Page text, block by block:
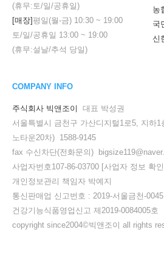
세요!
(휴무:토/일/공휴일)
[매장]평일(월-금) 10:30 ~ 19:00
토/일/공휴일 13:00 ~ 19:00
(휴무:설날/추석 당일)
농
국
신
COMPANY INFO
주식회사 빅앤조이
대표 박성권
서울특별시 금천구 가산디지털1로5, 지하1
노타운20차) 1588-9145
fax 수신차단(전화문의)
사업자번호107-86-03700 [사업자 정보 확
개인정보관리 책임자 박예지
통신판매업 신고번호 : 2019-서울금천-0045
건강기능식품영업신고 제2019-0084005호
copyright since2004©빅앤조이 all rights